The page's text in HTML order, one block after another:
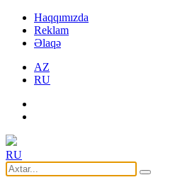
Haqqımızda
Reklam
Əlaqə
AZ
RU
RU